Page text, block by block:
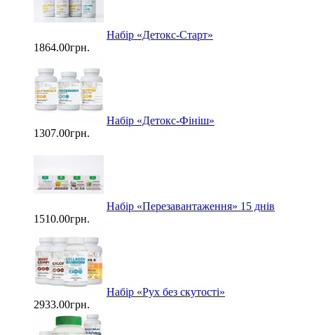
Набір «Детокс-Старт»
1864.00грн.
Набір «Детокс-Фініш»
1307.00грн.
Набір «Перезавантаження» 15 днів
1510.00грн.
Набір «Рух без скутості»
2933.00грн.